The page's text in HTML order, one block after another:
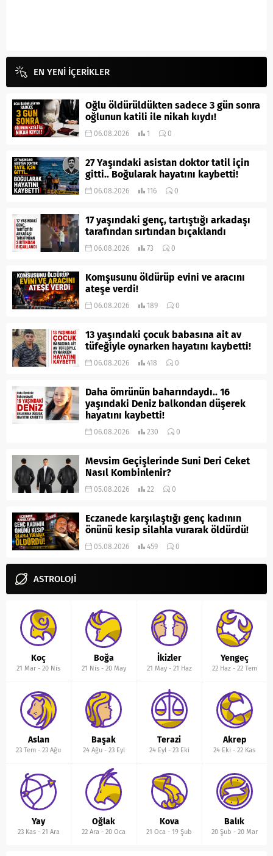
EN YENİ İÇERİKLER
Oğlu öldürüldükten sadece 3 gün sonra
oğlunun katili ile nikah kıydı!
06.08.2026 1 0
27 Yaşındaki asistan doktor tatil için
gitti.. Boğularak hayatını kaybetti!
06.08.2026 116 0
17 yaşındaki genç, tartıştığı arkadaşı
tarafından sırtından bıçaklandı
06.08.2026 73 0
Komşusunu öldürüp evini ve aracını
ateşe verdi!
06.08.2026 189 0
13 yaşındaki çocuk babasına ait av
tüfeğiyle oynarken hayatını kaybetti!
06.08.2026 418 0
Daha ömrünün baharındaydı.. 16
yaşındaki Deniz balkondan düşerek
hayatını kaybetti!
06.08.2026 230 0
Mevsim Geçişlerinde Suni Deri Ceket
Nasıl Kombinlenir?
05.08.2026 22 0
Eczanede karşılaştığı genç kadının
önünü kesip silahla vurarak öldürdü!
05.08.2026 459 0
ASTROLOJİ
Koç
21 Mar -20 Nis
Boğa
21 Nis- 20 May
İkizler
21 May- 21 Haz
Yengeç
22 Haz- 22 Tem
Aslan
23 Tem -23 Ağu
Başak
24 Ağu- 23 Eyl
Terazi
24 Eyl- 23 Eki
Akrep
24 Eki -22 Kas
Yay
23 Kas- 21 Ara
Oğlak
22 Ara -20 Oca
Kova
21 Oca -19 Şub
Balık
20 Şub - 20 Mar